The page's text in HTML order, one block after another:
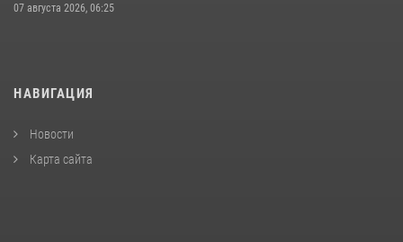
07 августа 2026, 06:25
НАВИГАЦИЯ
Новости
Карта сайта